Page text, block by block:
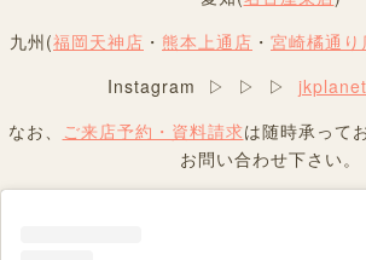
九州(福岡天神店 ・ 熊本上通店 ・ 宮崎橘通り
Instagram ▷ ▷ ▷
なお、
ご来店予約・資料請求は随時承って
お問い合わせ下さい。